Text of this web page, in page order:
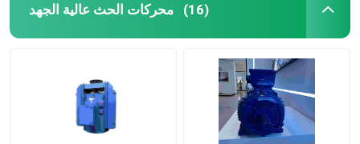
محركات الحث عالية الجهد (16)